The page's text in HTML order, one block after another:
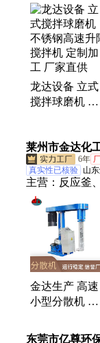
升降搅拌球磨
室搅拌球磨机
湿法球磨机、
磨机、振动球
混合机、连续
三维混合机、
机、V型混合机
龙达设备 立式
搅拌球磨机 不
厂家直供
莱州市金达化
6年
真实性已核验 山
主营： 反应釜
机、高速分散
磨机
金达生产 高速
小型分散机 液
运行稳定
东莞市亿尊环